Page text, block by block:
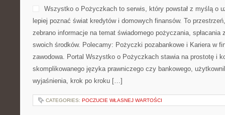
Wszystko o Pożyczkach to serwis, który powstał z myślą o
lepiej poznać świat kredytów i domowych finansów. To
zebrano informacje na temat świadomego pożyczania, spłacania
swoich środków. Polecamy: Pożyczki pozabankowe i Kariera w
zawodowa. Portal Wszystko o Pożyczkach stawia na prostotę i
skomplikowanego języka prawniczego czy bankowego,
wyjaśnienia, krok po kroku […]
CATEGORIES: POCZUCIE WŁASNEJ WARTOŚCI